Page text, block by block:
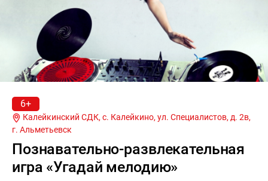
6+
г. Альметьевск
Познавательно-развлекательная
игра «Угадай мелодию»